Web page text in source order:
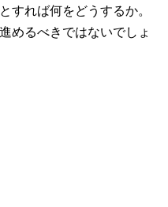
すれば何をどうするか。
めるべきではないでしょ